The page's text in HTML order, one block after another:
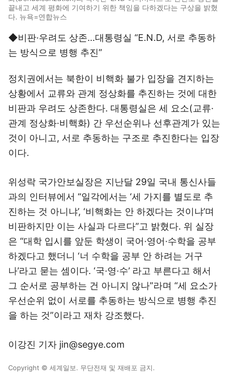
끝내고 세계 평화에 기여하기 위한 책임을 다하겠다는 구상을 밝혔
다. 뉴욕=연합뉴스
◆비판·우려도 상존…대통령실 “E.N.D, 서로 추동하
는 방식으로 병행 추진”
정치권에서는 북한이 비핵화 불가 입장을 견지하는
상황에서 교류와 관계 정상화를 추진하는 것에 대한
비판과 우려도 상존한다. 대통령실은 세 요소(교류·
관계 정상화·비핵화) 간 우선순위나 선후관계가 있는
것이 아니고, 서로 추동하는 구조로 추진한다는 입장
이다.
위성락 국가안보실장은 지난달 29일 국내 통신사들
과의 인터뷰에서 “일각에서는 ‘세 가지를 별도로 추
진하는 것 아니냐’, ‘비핵화는 안 하겠다는 것이냐’며
비판하지만 이는 사실과 다르다”고 밝혔다. 위 실장
은 “대학 입시를 앞둔 학생이 국어·영어·수학을 공부
하겠다고 했더니 ‘너 수학을 공부 안 하려는 거구
나’라고 묻는 셈이다. ‘국·영·수’ 라고 부른다고 해서
그 순서로 공부하는 건 아니지 않나”라며 “세 요소가
우선순위 없이 서로를 추동하는 방식으로 병행 추진
을 하는 것”이라고 재차 강조했다.
이강진 기자 jin@segye.com
Copyright © 세계일보. 무단전재 및 재배포 금지.